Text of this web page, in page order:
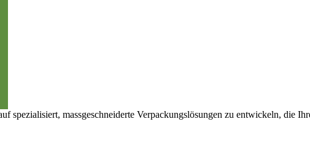
spezialisiert, massgeschneiderte Verpackungslösungen zu entwickeln, die